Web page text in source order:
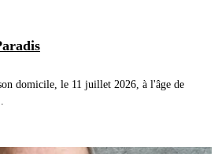
domicile, le 11 juillet 2026, à l'âge de